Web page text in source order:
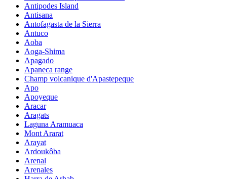
Antipodes Island
Antisana
Antofagasta de la Sierra
Antuco
Aoba
Aoga-Shima
Apagado
Apaneca range
Champ volcanique d'Apastepeque
Apo
Apoyeque
Aracar
Aragats
Laguna Aramuaca
Mont Ararat
Arayat
Ardoukôba
Arenal
Arenales